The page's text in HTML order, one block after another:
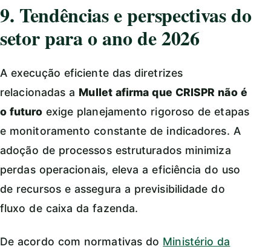
9. Tendências e perspectivas do
setor para o ano de 2026
A execução eficiente das diretrizes
relacionadas a Mullet afirma que CRISPR não é
o futuroexige planejamento rigoroso de etapas
e monitoramento constante de indicadores. A
adoção de processos estruturados minimiza
perdas operacionais, eleva a eficiência do uso
de recursos e assegura a previsibilidade do
fluxo de caixa da fazenda.
De acordo com normativas do Ministério da